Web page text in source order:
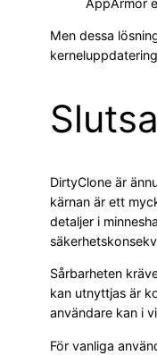
AppArmor
Men dessa
DirtyClone är
kärnan är ett
detaljer i
Sårbarheten
kan utnyttjas är
användare kan i
För vanliga